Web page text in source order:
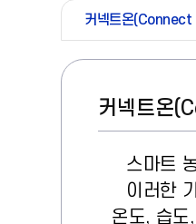
커넥트온(Connect
커넥트온
스마트
이러한
온도, 습도